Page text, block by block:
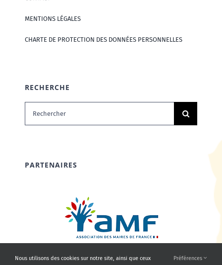
MENTIONS LÉGALES
CHARTE DE PROTECTION DES DONNÉES PERSONNELLES
RECHERCHE
Rechercher:
PARTENAIRES
Nous utilisons des cookies sur notre site, ainsi que ceux Préférences